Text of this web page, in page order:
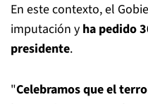
En este contexto, el
imputación y ha pedido
presidente.
"Celebramos que el